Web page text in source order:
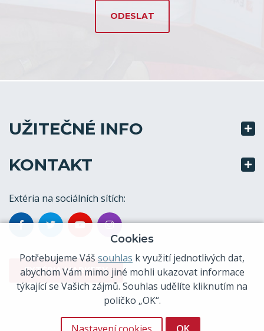
UŽITEČNÉ INFO
KONTAKT
Extéria na sociálních sítích:
EXTÉRIA MARKETY
Cookies
Potřebujeme Váš souhlas k využití jednotlivých dat,
abychom Vám mimo jiné mohli ukazovat informace
týkající se Vašich zájmů. Souhlas udělíte kliknutím na
políčko „OK“.